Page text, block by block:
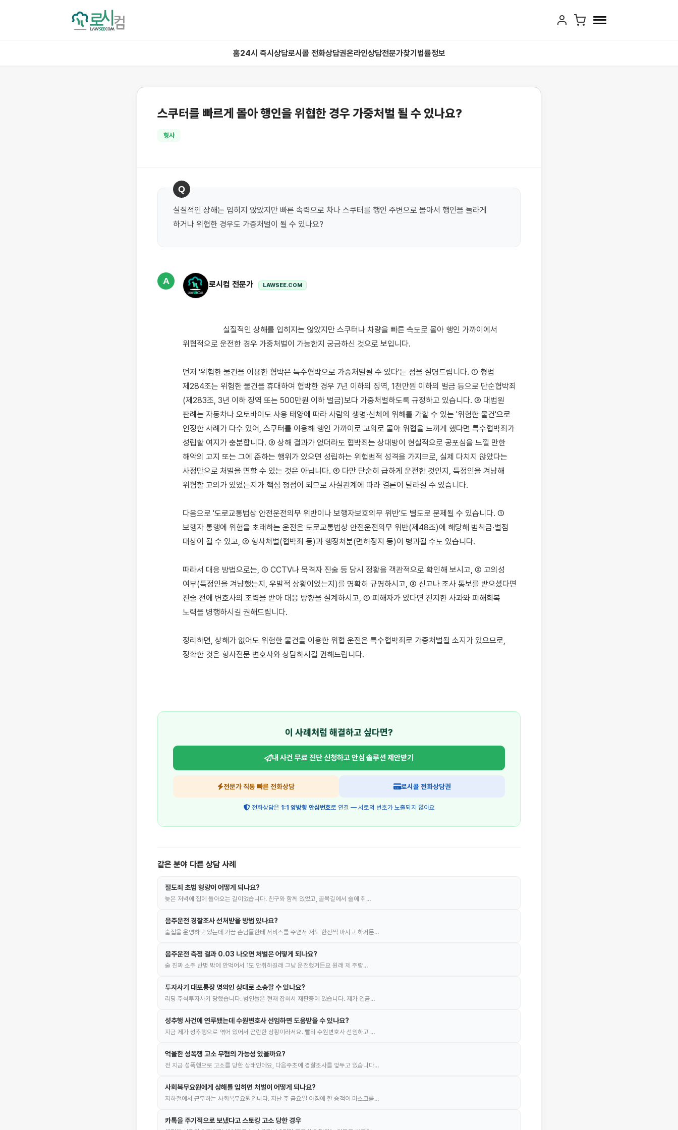
홈24시 즉시상담로시콜 전화상담권온라인상담전문가찾기 법률정보
스쿠터를 빠르게 몰아 행인을 위협한 경우 가중처벌 될 수 있나요?
형사
Q
실질적인 상해는 입히지 않았지만 빠른 속력으로 차나 스쿠터를 행인 주변으로 몰아서 행인을 놀라게
하거나 위협한 경우도 가중처벌이 될 수 있나요?
A 로시컴 전문가 LAWSEE.COM
위협적으로 운전한 경우 가중처벌이 가능한지 궁금하신 것으로 보입니다.
먼저 '위험한 물건을 이용한 협박은 특수협박으로 가중처벌될 수 있다'는 점을 설명드립니다. ① 형법
제284조는 위험한 물건을 휴대하여 협박한 경우 7년 이하의 징역, 1천만원 이하의 벌금 등으로 단순협박죄
(제283조, 3년 이하 징역 또는 500만원 이하 벌금)보다 가중처벌하도록 규정하고 있습니다. ② 대법원
판례는 자동차나 오토바이도 사용 태양에 따라 사람의 생명·신체에 위해를 가할 수 있는 '위험한 물건'으로
인정한 사례가 다수 있어, 스쿠터를 이용해 행인 가까이로 고의로 몰아 위협을 느끼게 했다면 특수협박죄가
성립할 여지가 충분합니다. ③ 상해 결과가 없더라도 협박죄는 상대방이 현실적으로 공포심을 느낄 만한
해악의 고지 또는 그에 준하는 행위가 있으면 성립하는 위험범적 성격을 가지므로, 실제 다치지 않았다는
사정만으로 처벌을 면할 수 있는 것은 아닙니다. ④ 다만 단순히 급하게 운전한 것인지, 특정인을 겨냥해
위협할 고의가 있었는지가 핵심 쟁점이 되므로 사실관계에 따라 결론이 달라질 수 있습니다.
다음으로 '도로교통법상 안전운전의무 위반이나 보행자보호의무 위반'도 별도로 문제될 수 있습니다. ①
보행자 통행에 위험을 초래하는 운전은 도로교통법상 안전운전의무 위반(제48조)에 해당해 범칙금·벌점
대상이 될 수 있고, ② 형사처벌(협박죄 등)과 행정처분(면허정지 등)이 병과될 수도 있습니다.
따라서 대응 방법으로는, ① CCTV나 목격자 진술 등 당시 정황을 객관적으로 확인해 보시고, ② 고의성
여부(특정인을 겨냥했는지, 우발적 상황이었는지)를 명확히 규명하시고, ③ 신고나 조사 통보를 받으셨다면
진술 전에 변호사의 조력을 받아 대응 방향을 설계하시고, ④ 피해자가 있다면 진지한 사과와 피해회복
노력을 병행하시길 권해드립니다.
정리하면, 상해가 없어도 위험한 물건을 이용한 위협 운전은 특수협박죄로 가중처벌될 소지가 있으므로,
정확한 것은 형사전문 변호사와 상담하시길 권해드립니다.
이 사례처럼 해결하고 싶다면?
내 사건 무료 진단 신청하고안심 솔루션 제안받기
전문가 직통 빠른 전화상담 로시콜 전화상담권
전화상담은 1:1 양방향 안심번호로 연결 — 서로의 번호가 노출되지 않아요
같은 분야 다른 상담 사례
절도죄 초범 형량이 어떻게 되나요?
늦은 저녁에 집에 돌아오는 길이었습니다. 친구와 함께 있었고, 골목길에서 술에 취…
음주운전 경찰조사 선처받을 방법 있나요?
술집을 운영하고 있는데 가끔 손님들한테 서비스를 주면서 저도 한잔씩 마시고 하거든…
음주운전 측정 결과 0.03 나오면 처벌은 어떻게 되나요?
술 진짜 소주 반병 밖에 안먹어서 1도 안취하길래 그냥 운전했거든요 원래 제 주량…
투자사기 대포통장 명의인 상대로 소송할 수 있나요?
리딩 주식투자사기 당했습니다. 범인들은 현재 잡혀서 재판중에 있습니다. 제가 입금…
성추행 사건에 연루됐는데 수원변호사 선임하면 도움받을 수 있나요?
지금 제가 성추행으로 엮어 있어서 곤란한 상황이라서요. 빨리 수원변호사 선임하고 …
억울한 성폭행 고소 무혐의 가능성 있을까요?
전 지금 성폭행으로 고소를 당한 상태인데요, 다음주초에 경찰조사를 앞두고 있습니다…
사회복무요원에게 상해를 입히면 처벌이 어떻게 되나요?
지하철에서 근무하는 사회복무요원입니다. 지난 주 금요일 아침에 한 승객이 마스크를…
카톡을 주기적으로 보냈다고 스토킹 고소 당한 경우